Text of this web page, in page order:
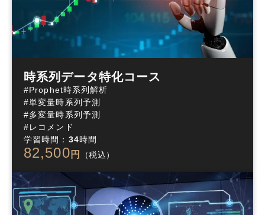
時系列データ特化コース
#Prophet時系列解析
#単変量時系列予測
#多変量時系列予測
#レコメンド
学習時間： 34時間
82,500 円 （税込）